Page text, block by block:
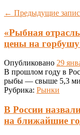
← Предыдущие
«Рыбная
цены на горбушу
Опубликовано 29
В прошлом году в
рыбы — свыше 5,3
Рубрика: Рынки
В России
на ближайшие